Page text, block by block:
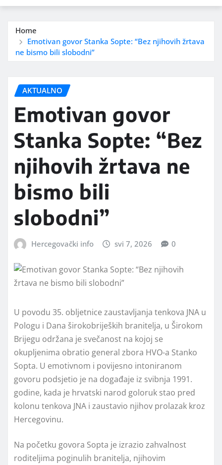
Home
Emotivan govor Stanka Sopte: “Bez njihovih žrtava
ne bismo bili slobodni”
AKTUALNO
Emotivan govor
Stanka Sopte: “Bez
njihovih žrtava ne
bismo bili
slobodni”
Hercegovački info svi 7, 2026 0
U povodu 35. obljetnice zaustavljanja tenkova JNA u
Pologu i Dana širokobrijeških branitelja, u Širokom
Brijegu održana je svečanost na kojoj se
okupljenima obratio general zbora HVO-a Stanko
Sopta. U emotivnom i povijesno intoniranom
govoru podsjetio je na događaje iz svibnja 1991.
godine, kada je hrvatski narod goloruk stao pred
kolonu tenkova JNA i zaustavio njihov prolazak kroz
Hercegovinu.
Na početku govora Sopta je izrazio zahvalnost
roditeljima poginulih branitelja, njihovim